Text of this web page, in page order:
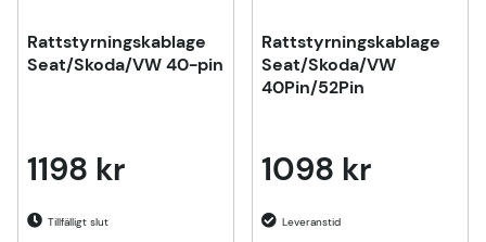
Rattstyrningskablage
Seat/Skoda/VW 40-pin
1198 kr
Tillfälligt slut
Rattstyrningskablage
Seat/Skoda/VW
40Pin/52Pin
1098 kr